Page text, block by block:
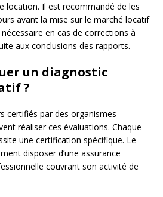
location. Il est recommandé de les
avant la mise sur le marché locatif
en cas de corrections à
aux conclusions des rapports.
un diagnostic
?
certifiés par des organismes
réaliser ces évaluations. Chaque
une certification spécifique. Le
disposer d’une assurance
couvrant son activité de